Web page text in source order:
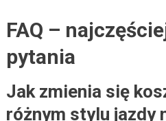
FAQ –
pytania
Jak zmienia się
różnym stylu jazdy